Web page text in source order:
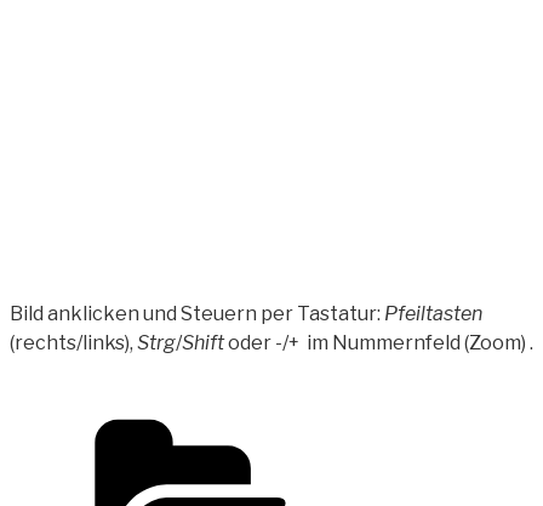
Bild anklicken und Steuern per Tastatur: Pfeiltasten
(rechts/links), Strg/Shiftoder -/+ im Nummernfeld (Zoom) .